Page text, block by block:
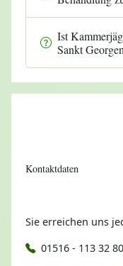
Ist
Sankt
Kontaktdaten
Sie erreichen uns
01516 - 113 32 80